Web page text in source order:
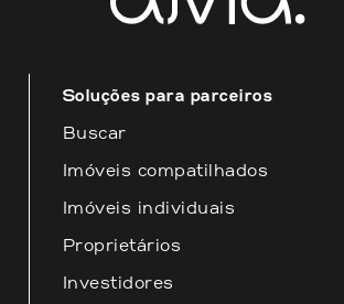
disposição para fornecer o melhor
atendimento possível.
Soluções para parceiros
Buscar
Imóveis compatilhados
Imóveis individuais
Proprietários
Investidores